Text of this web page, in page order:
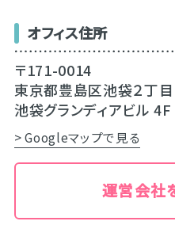
オフィス住所
〒171-0014
東京都豊島区池袋２丁目
池袋グランディアビル 4F
> Googleマップで見る
運営会社